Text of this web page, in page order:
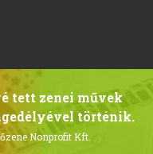
tett zenei művek
történik.
Nonprofit Kft.